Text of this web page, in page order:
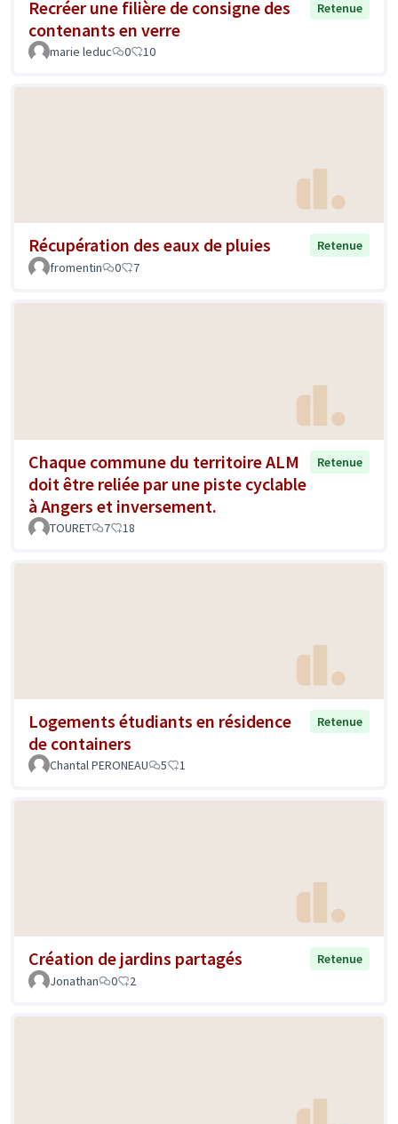
Recréer une filière de consigne des
contenants en verre
Retenue
marie leduc 0 10
Récupération des eaux de pluies
Retenue
fromentin
0 7
Chaque commune du territoire ALM
doit être reliée par une piste cyclable
à Angers et inversement.
Retenue
TOURET 7 18
Logements étudiants en résidence
de containers
Retenue
Chantal PERONEAU 5 1
Création de jardins partagés
Retenue
Jonathan
0 2